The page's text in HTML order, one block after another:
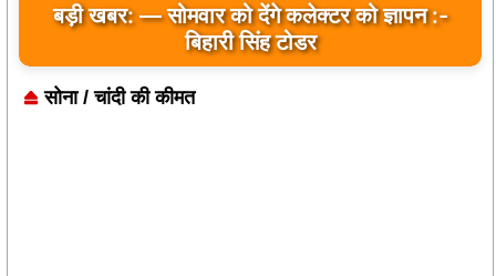
बड़ी खबर: — सोमवार को देंगे कलेक्टर को ज्ञापन :-
बिहारी सिंह टोडर
सोना / चांदी की कीमत